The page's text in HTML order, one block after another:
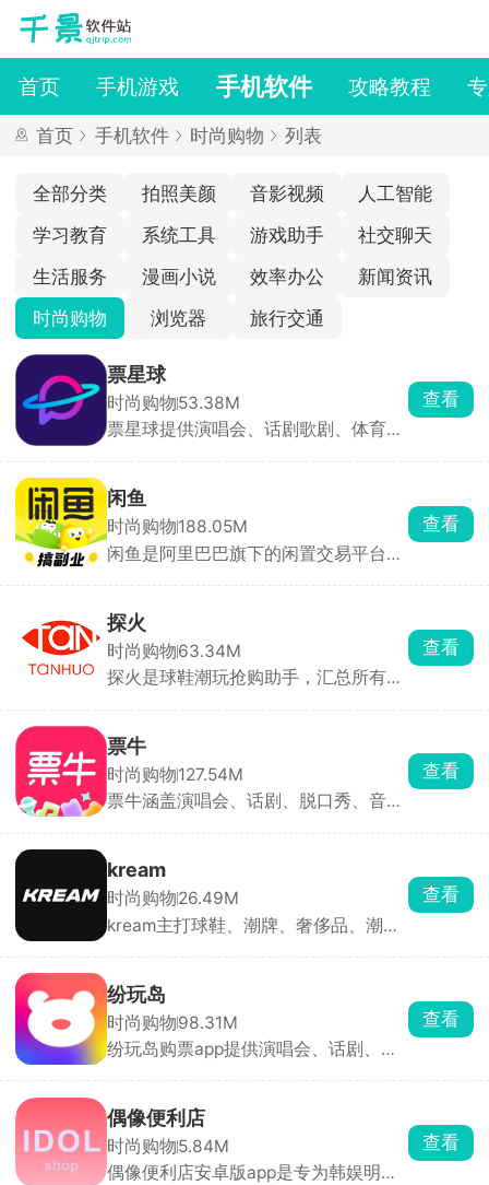
首页 手机游戏 手机软件 攻略教程
首页 手机软件 时尚购物 列表
全部分类 拍照美颜 音影视频
人工智能
学习教育
系统工具 游戏助手
社交聊天
生活服务
漫画小说 效率办公
新闻资讯
时尚购物
浏览器 旅行交通
票星球
时尚购物53.38M
票星球提供演唱会、话剧歌剧、体育赛
并根据自己的需求进行预订，省去了在
现场排队等待选座的麻烦。对于还未开
始售票的活动，用户可以设置抢票提
醒，确保准时开始抢票，不错过任何一
时，用户可以在家就能拿到门票，并在
订单中随时查看配送进度。所有门票均
经过官方授权，保证是正品，让用户放
心购票。
查看
闲鱼
时尚购物188.05M
闲鱼是阿里巴巴旗下的闲置交易平台，
品，添加商品图片、描述、价格等信
息，快速发布商品。买卖双方可通过平
台内置的私聊功能进行沟通，协商价
格、交付方式等交易细节。交易完成
理机制，如闲鱼小法庭，由资深买卖家
共同协助判定问题。
查看
探火
时尚购物63.34M
探火是球鞋潮玩抢购助手，汇总所有新
买页面。就算是毫无预告的临时补货、
突发放货，也能秒捕捉，手机弹窗、短
信双重通知，比手动刷新快很多，捡漏
必备。
查看
票牛
时尚购物127.54M
票牛涵盖演唱会、话剧、脱口秀、音乐
保转让。承诺假票退一赔三、无票先行
赔付，部分订单支持芝麻信用先看后
付。
查看
kream
时尚购物26.49M
kream主打球鞋、潮牌、奢侈品、潮玩
保正品。同时汇集全球限量款发售信息
与抽签渠道，价格透明、交易安全。
查看
纷玩岛
时尚购物98.31M
纷玩岛购票app提供演唱会、话剧、大
售提醒，纷玩岛相较于其他主流平台会
提前开放购票通道，为用户提供了更早
的购票机会以及更严格的实名制保障。
查看
偶像便利店
时尚购物5.84M
偶像便利店安卓版app是专为韩娱明星
查看